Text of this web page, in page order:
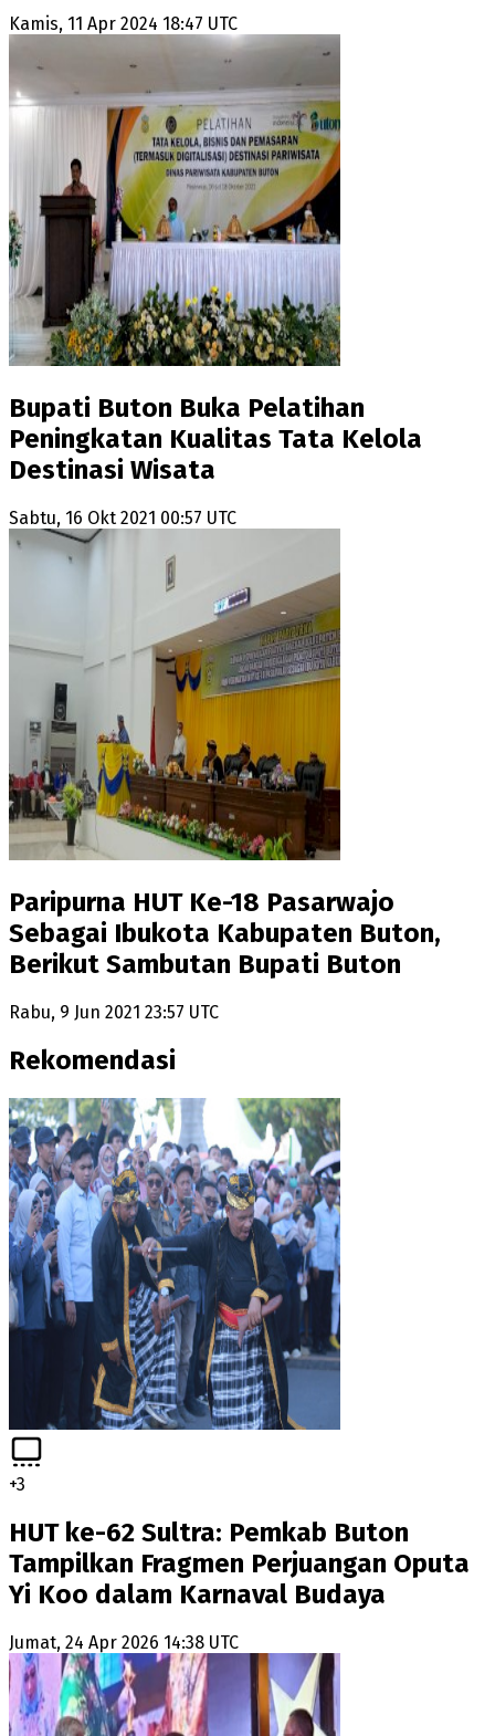
Kamis, 11 Apr 2024 18:47 UTC
Bupati Buton Buka Pelatihan
Peningkatan Kualitas Tata Kelola
Destinasi Wisata
Sabtu, 16 Okt 2021 00:57 UTC
Paripurna HUT Ke-18 Pasarwajo
Sebagai Ibukota Kabupaten Buton,
Berikut Sambutan Bupati Buton
Rabu, 9 Jun 2021 23:57 UTC
Rekomendasi
+3
HUT ke-62 Sultra: Pemkab Buton
Tampilkan Fragmen Perjuangan Oputa
Yi Koo dalam Karnaval Budaya
Jumat, 24 Apr 2026 14:38 UTC